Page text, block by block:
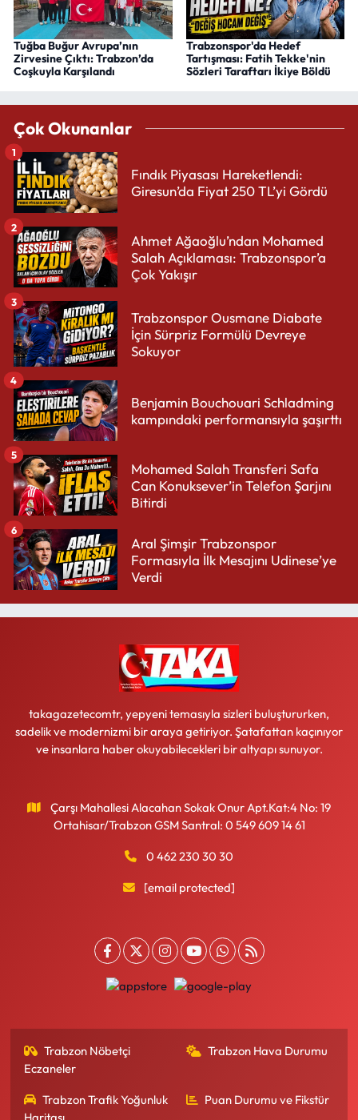
Tuğba Buğur Avrupa’nın
Zirvesine Çıktı: Trabzon’da
Coşkuyla Karşılandı
Trabzonspor'da Hedef
Tartışması: Fatih Tekke'nin
Sözleri Taraftarı İkiye Böldü
Çok Okunanlar
Fındık Piyasası Hareketlendi:
Giresun’da Fiyat 250 TL’yi Gördü
1
Ahmet Ağaoğlu’ndan Mohamed
Salah Açıklaması: Trabzonspor’a
Çok Yakışır
2
Trabzonspor Ousmane Diabate
İçin Sürpriz Formülü Devreye
Sokuyor
3
Benjamin Bouchouari Schladming
kampındaki performansıyla şaşırttı
4
Mohamed Salah Transferi Safa
Can Konuksever’in Telefon Şarjını
Bitirdi
5
Aral Şimşir Trabzonspor
Formasıyla İlk Mesajını Udinese’ye
Verdi
6
takagazetecomtr, yepyeni temasıyla sizleri buluştururken,
sadelik ve modernizmi bir araya getiriyor. Şatafattan kaçınıyor
ve insanlara haber okuyabilecekleri bir altyapı sunuyor.
Çarşı Mahallesi Alacahan Sokak Onur Apt.Kat:4 No: 19
Ortahisar/Trabzon GSM Santral: 0 549 609 14 61
0 462 230 30 30
[email protected]
Trabzon Nöbetçi
Eczaneler
Trabzon Hava Durumu
Trabzon Trafik Yoğunluk
Puan Durumu ve Fikstür